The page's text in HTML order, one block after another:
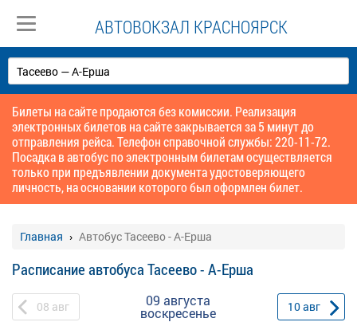
АВТОВОКЗАЛ КРАСНОЯРСК
Билеты на сайте продаются без комиссии. Реализация
электронных билетов на сайте закрывается за 5 минут до
отправления рейса. Телефон справочной службы: 220-11-72.
Посадка в автобус по электронным билетам осуществляется
только при предъявлении документа удостоверяющего
личность, на основании которого был оформлен билет.
Главная Автобус Тасеево - А-Ерша
Расписание автобуса Тасеево - А-Ерша
08 авг 09 августа
воскресенье 10авг